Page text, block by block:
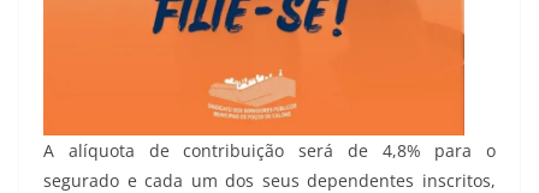
A alíquota de contribuição será de 4,8% para o
segurado e cada um dos seus dependentes inscritos,